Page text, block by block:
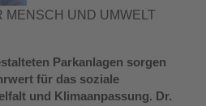
MENSCH UND UMWELT
Parkanlagen sorgen
für das soziale
und Klimaanpassung. Dr.